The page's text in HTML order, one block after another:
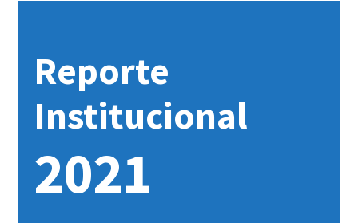
Reporte
Institucional
2021